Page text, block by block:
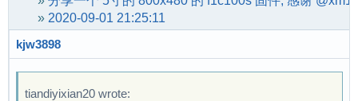
» 2020-09-01 21:25:11
kjw3898
tiandiyixian20 wrote: